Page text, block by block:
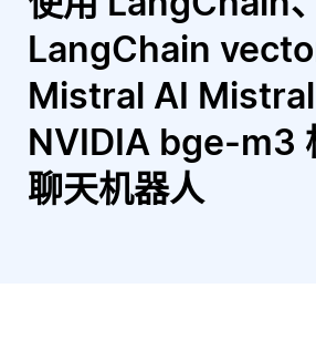
LangChain
Mistral AI
NVIDIA bge-m3
聊天机器人